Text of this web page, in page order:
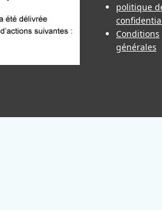
politique
Conditions
générales